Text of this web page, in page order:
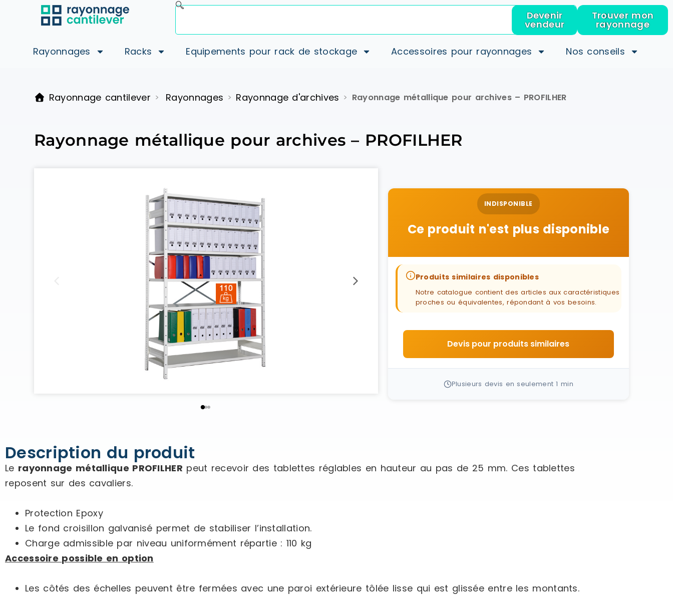
Devenir
vendeur
Trouver mon
rayonnage
Rayonnages Racks Equipements pour rack de stockage Accessoires pour rayonnages Nos conseils
Rayonnage cantilever > Rayonnages > Rayonnage d'archives > Rayonnage métallique pour archives – PROFILHER
Rayonnage métallique pour archives – PROFILHER
INDISPONIBLE
Ce produit n'est plus disponible
Produits similaires disponibles
Notre catalogue contient des articles aux caractéristiques
proches ou équivalentes, répondant à vos besoins.
Devis pour produits similaires
Plusieurs devis en seulement 1 min
Description du produit
Le rayonnage métallique PROFILHER peut recevoir des tablettes réglables en hauteur au pas de 25 mm. Ces tablettes
reposent sur des cavaliers.
Protection Epoxy
Le fond croisillon galvanisé permet de stabiliser l’installation.
Charge admissible par niveau uniformément répartie : 110 kg
Accessoire possible en option
Les côtés des échelles peuvent être fermées avec une paroi extérieure tôlée lisse qui est glissée entre les montants.